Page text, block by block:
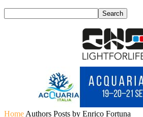
Home Authors Posts by Enrico Fortuna